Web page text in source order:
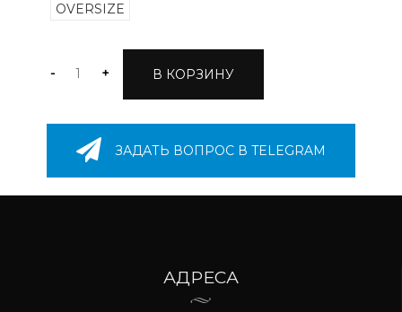
OVERSIZE
- + В КОРЗИНУ
ЗАДАТЬ ВОПРОС В TELEGRAM
АДРЕСА